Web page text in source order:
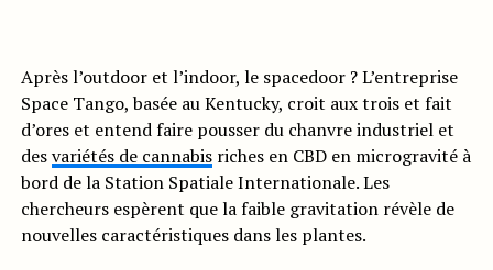
Après l’outdoor et l’indoor, le spacedoor ? L’entreprise
Space Tango, basée au Kentucky, croit aux trois et fait
d’ores et entend faire pousser du chanvre industriel et
desvariétés de cannabisriches en CBD en microgravité à
bord de la Station Spatiale Internationale. Les
chercheurs espèrent que la faible gravitation révèle de
nouvelles caractéristiques dans les plantes.